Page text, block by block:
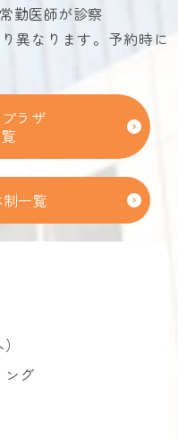
勤医師が診察
異なります。予約時に
ラザ
一覧
ング